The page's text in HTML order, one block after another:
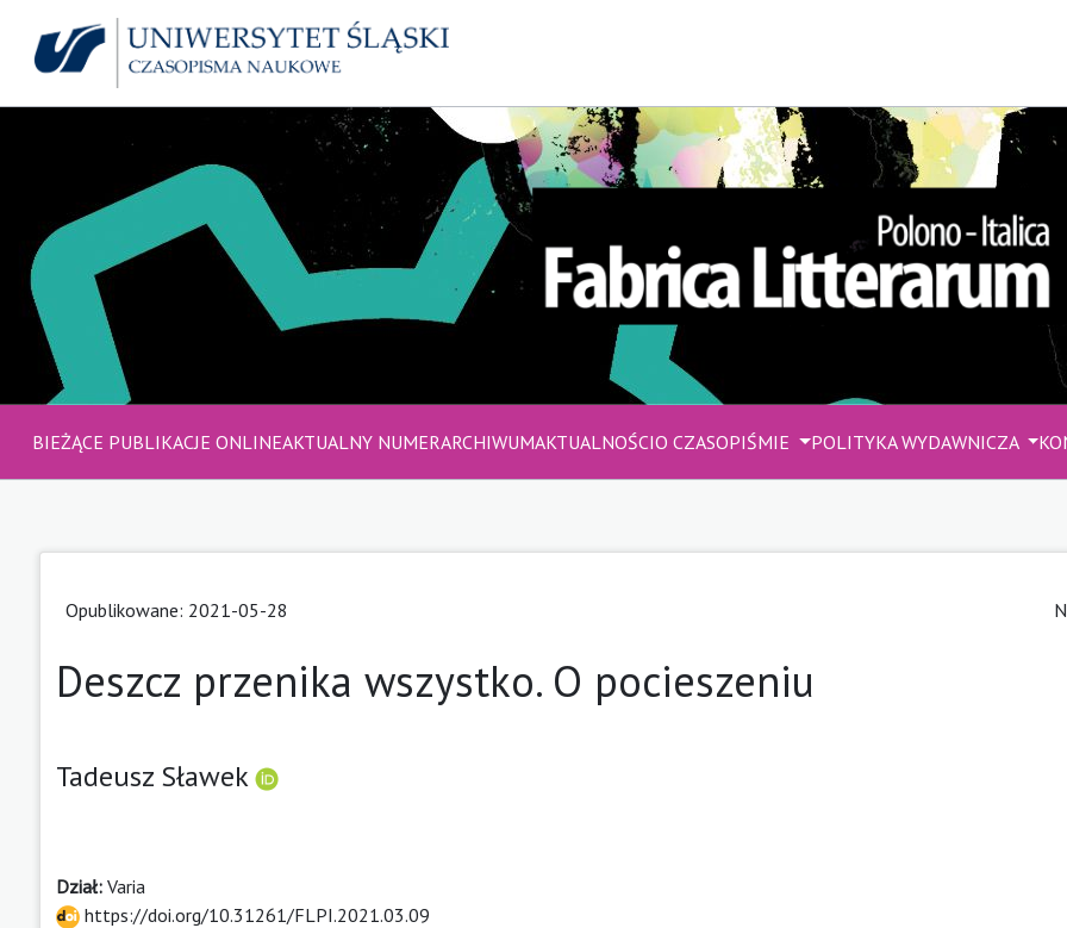
BIEŻĄCE PUBLIKACJE ONLINEAKTUALNY NUMERARCHIWUMAKTUALNOŚCIO CZASOPIŚMIE POLITYKA WYDAWNICZA
Opublikowane: 2021-05-28
Deszcz przenika wszystko. O pocieszeniu
Tadeusz Sławek
Dział: Varia
https://doi.org/10.31261/FLPI.2021.03.09